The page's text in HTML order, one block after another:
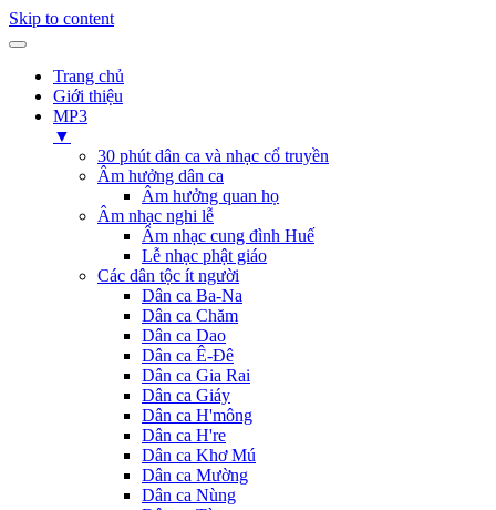
Skip to content
Trang chủ
Giới thiệu
MP3
▼
30 phút dân ca và nhạc cổ truyền
Âm hưởng dân ca
Âm hưởng quan họ
Âm nhạc nghi lễ
Âm nhạc cung đình Huế
Lễ nhạc phật giáo
Các dân tộc ít người
Dân ca Ba-Na
Dân ca Chăm
Dân ca Dao
Dân ca Ê-Đê
Dân ca Gia Rai
Dân ca Giáy
Dân ca H'mông
Dân ca H're
Dân ca Khơ Mú
Dân ca Mường
Dân ca Nùng